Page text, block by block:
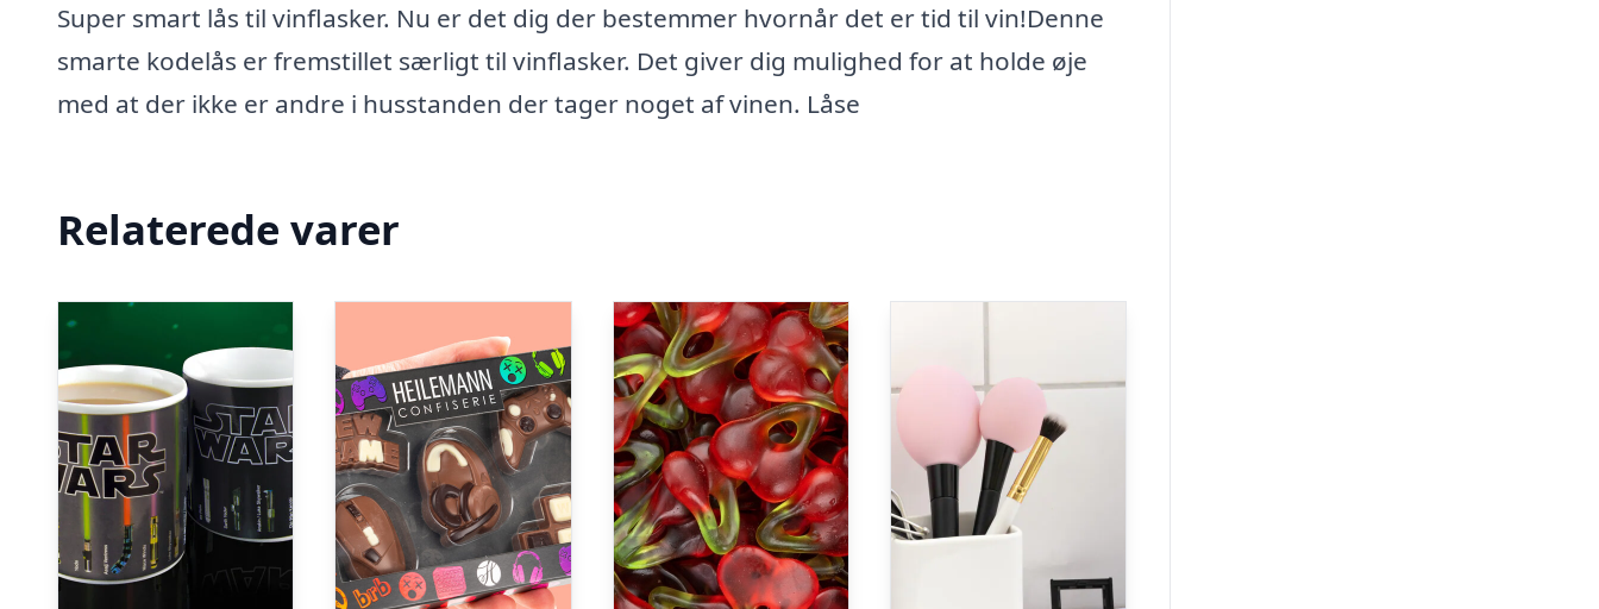
Super smart lås til vinflasker. Nu er det dig der bestemmer hvornår det er tid til vin!Denne
smarte kodelås er fremstillet særligt til vinflasker. Det giver dig mulighed for at holde øje
med at der ikke er andre i husstanden der tager noget af vinen. Låse
Relaterede varer